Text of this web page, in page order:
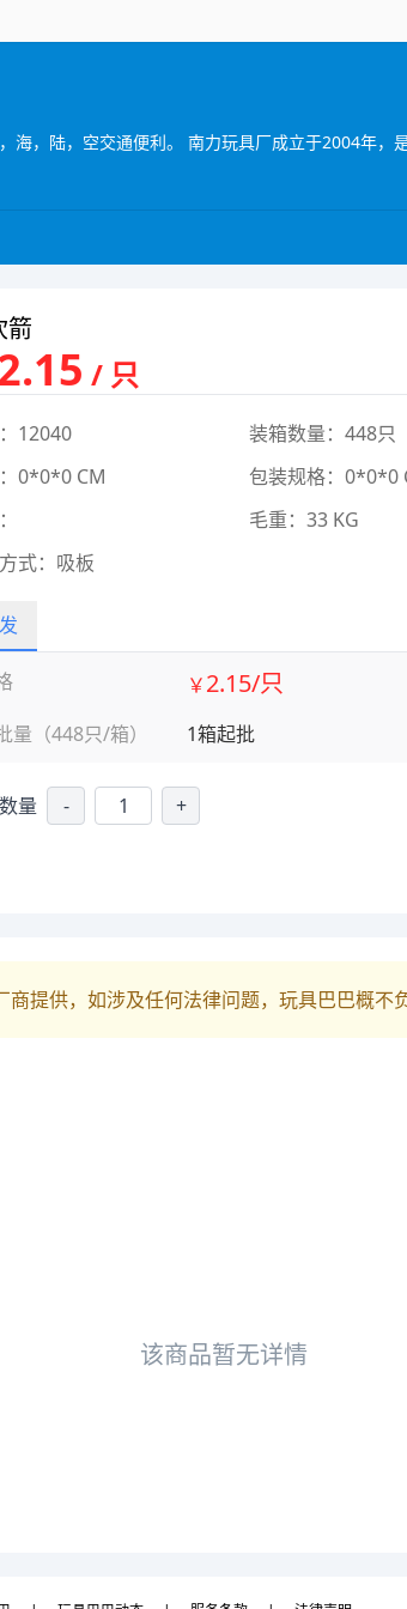
箭
/ 只
12040 装箱数量：448只
0*0*0 CM
包装规格：0*0*0
毛重：33 KG
式：吸板
量（448只/箱）
￥2.15/只
1箱起批
量 - +
提供，如涉及任何法律问题，玩具巴巴概不
该商品暂无详情